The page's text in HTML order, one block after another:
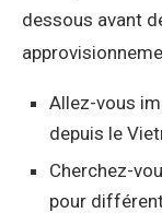
dessous avant
Allez-vous
depuis le
Cherchez-
pour